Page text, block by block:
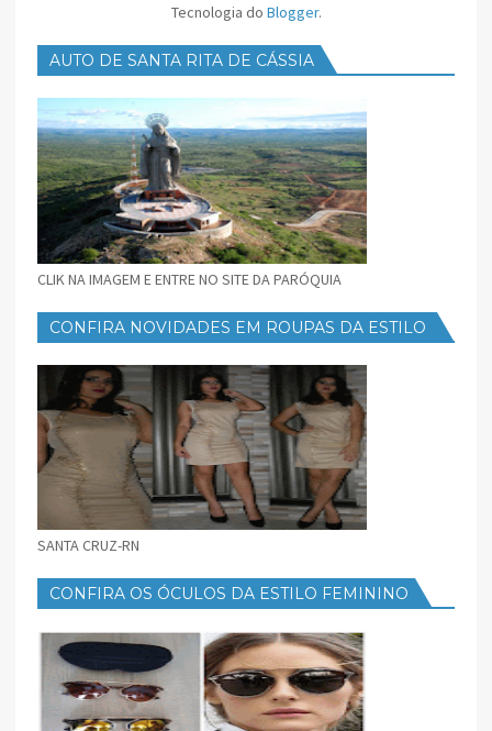
Tecnologia do Blogger.
AUTO DE SANTA RITA DE CÁSSIA
CLIK NA IMAGEM E ENTRE NO SITE DA PARÓQUIA
CONFIRA NOVIDADES EM ROUPAS DA ESTILO
SANTA CRUZ-RN
CONFIRA OS ÓCULOS DA ESTILO FEMININO